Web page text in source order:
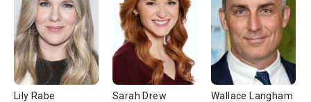
Lily Rabe Sarah Drew Wallace Langham